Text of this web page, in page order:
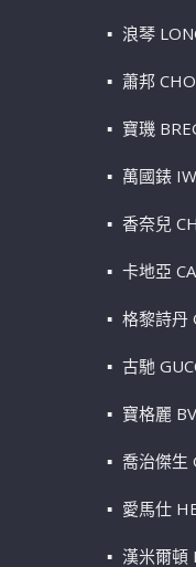
浪琴
蕭邦
寶璣
萬國錶
香奈兒
卡地亞
格黎詩丹
古馳
寶格麗
喬治傑生
愛馬仕
漢米爾頓